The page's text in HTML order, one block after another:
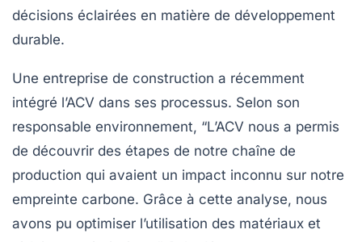
décisions éclairées en matière de développement
durable.
Une entreprise de construction a récemment
intégré l’ACV dans ses processus. Selon son
responsable environnement, “L’ACV nous a permis
de découvrir des étapes de notre chaîne de
production qui avaient un impact inconnu sur notre
empreinte carbone. Grâce à cette analyse, nous
avons pu optimiser l’utilisation des matériaux et